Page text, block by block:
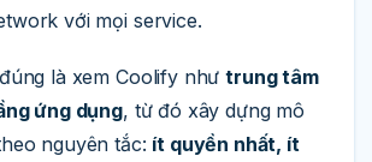
với mọi service.
là xem Coolify nhưtrung tâm
ứng dụng, từ đó xây dựng mô
nguyên tắc: ít quyền nhất, ít